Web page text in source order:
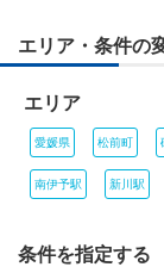
エリア・条件の
エリア
愛媛県 松前町
南伊予駅 新川駅
条件を指定する